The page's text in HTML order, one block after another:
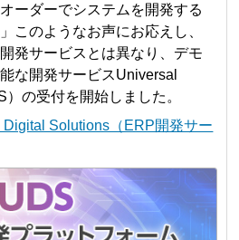
ーダーでシステムを開発する
このようなお声にお応えし、
発サービスとは異なり、デモ
な開発サービスUniversal
の受付を開始しました。
Solutions（ERP開発サー